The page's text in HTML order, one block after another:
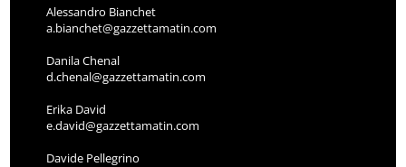
Alessandro Bianchet
a.bianchet@gazzettamatin.com
Danila Chenal
d.chenal@gazzettamatin.com
Erika David
e.david@gazzettamatin.com
Davide Pellegrino